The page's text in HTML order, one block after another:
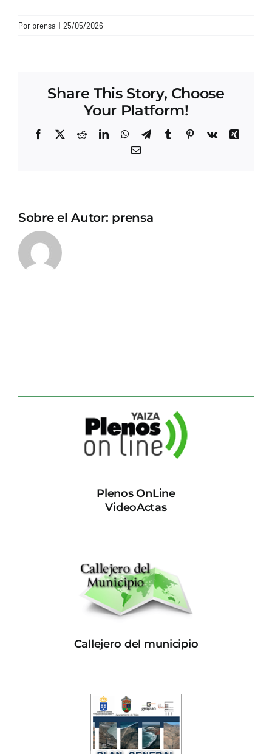
Por prensa | 25/05/2026
Share This Story, Choose
Your Platform!
Facebook
X RedditLinkedInWhatsApp
TelegramTumblrPinterest
Vk
Xing
Correo
Sobre el Autor: prensa
Plenos OnLine
VideoActas
Callejero del municipio